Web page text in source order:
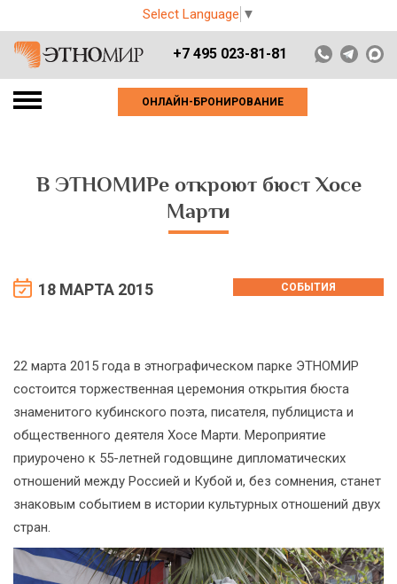
Select Language ▼
+7 495 023-81-81
ОНЛАЙН-БРОНИРОВАНИЕ
В ЭТНОМИРе откроют бюст Хосе
Марти
18 МАРТА 2015 СОБЫТИЯ
22 марта 2015 года в этнографическом парке ЭТНОМИР
состоится торжественная церемония открытия бюста
знаменитого кубинского поэта, писателя, публициста и
общественного деятеля Хосе Марти. Мероприятие
приурочено к 55-летней годовщине дипломатических
отношений между Россией и Кубой и, без сомнения, станет
знаковым событием в истории культурных отношений двух
стран.